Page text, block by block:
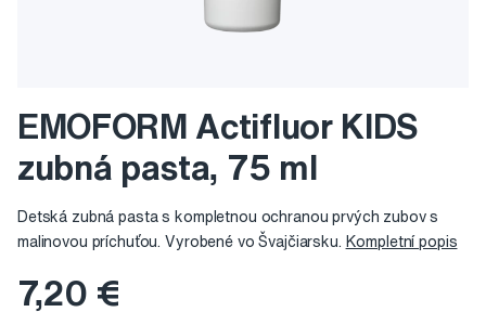
EMOFORM Actifluor KIDS
zubná pasta, 75 ml
Detská zubná pasta s kompletnou ochranou prvých zubov s
malinovou príchuťou. Vyrobené vo Švajčiarsku. Kompletní popis
7,20 €